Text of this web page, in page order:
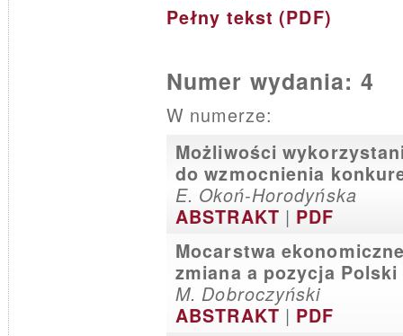
Pełny tekst (PDF)
Numer wydania: 4
W numerze:
Możliwości
do wzmocnienia
E. Okoń-Horodyńska
ABSTRAKT | PDF
Mocarstwa
zmiana a pozycja Polski
M. Dobroczyński
ABSTRAKT | PDF